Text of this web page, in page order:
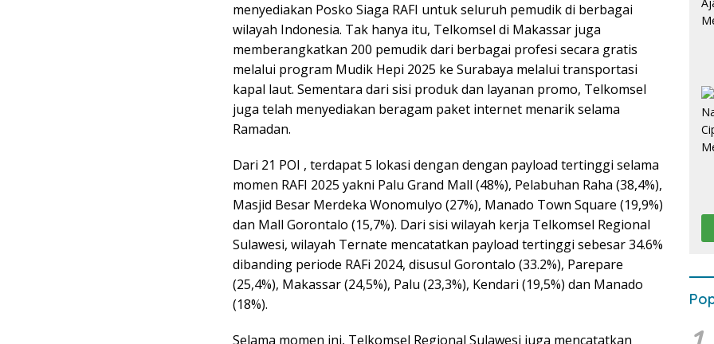
menyediakan Posko Siaga RAFI untuk seluruh pemudik di berbagai
wilayah Indonesia. Tak hanya itu, Telkomsel di Makassar juga
memberangkatkan 200 pemudik dari berbagai profesi secara gratis
melalui program Mudik Hepi 2025 ke Surabaya melalui transportasi
kapal laut. Sementara dari sisi produk dan layanan promo, Telkomsel
juga telah menyediakan beragam paket internet menarik selama
Ramadan.
Dari 21 POI , terdapat 5 lokasi dengan dengan payload tertinggi selama
momen RAFI 2025 yakni Palu Grand Mall (48%), Pelabuhan Raha (38,4%),
Masjid Besar Merdeka Wonomulyo (27%), Manado Town Square (19,9%)
dan Mall Gorontalo (15,7%). Dari sisi wilayah kerja Telkomsel Regional
Sulawesi, wilayah Ternate mencatatkan payload tertinggi sebesar 34.6%
dibanding periode RAFi 2024, disusul Gorontalo (33.2%), Parepare
(25,4%), Makassar (24,5%), Palu (23,3%), Kendari (19,5%) dan Manado
(18%).
Selama momen ini, Telkomsel Regional Sulawesi juga mencatatkan